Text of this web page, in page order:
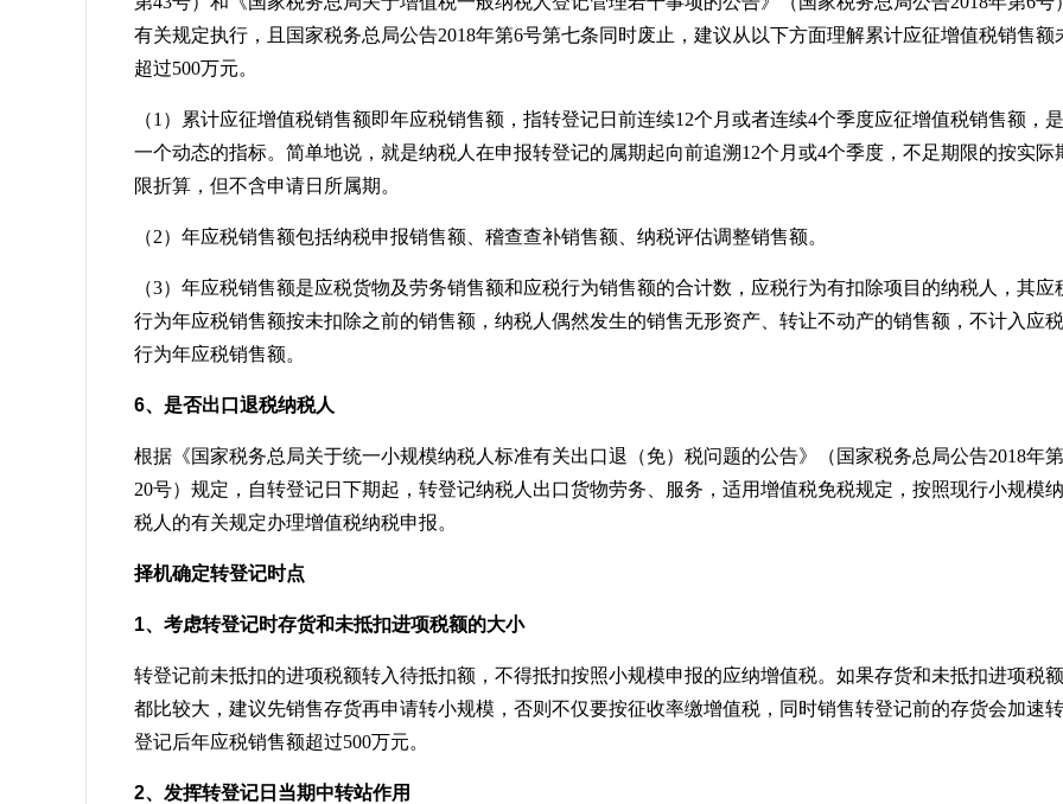
有关规定执行，且国家税务总局公告2018年第6号第七条同时废止，建议从以下方面理解累计应征增值税销售额
超过500万元。
（1）累计应征增值税销售额即年应税销售额，指转登记日前连续12个月或者连续4个季度应征增值税销售额，是
一个动态的指标。简单地说，就是纳税人在申报转登记的属期起向前追溯12个月或4个季度，不足期限的按实际
限折算，但不含申请日所属期。
（2）年应税销售额包括纳税申报销售额、稽查查补销售额、纳税评估调整销售额。
（3）年应税销售额是应税货物及劳务销售额和应税行为销售额的合计数，应税行为有扣除项目的纳税人，其应
行为年应税销售额按未扣除之前的销售额，纳税人偶然发生的销售无形资产、转让不动产的销售额，不计入应税
行为年应税销售额。
6、是否出口退税纳税人
根据《国家税务总局关于统一小规模纳税人标准有关出口退（免）税问题的公告》（国家税务总局公告2018年第
20号）规定，自转登记日下期起，转登记纳税人出口货物劳务、服务，适用增值税免税规定，按照现行小规模纳
税人的有关规定办理增值税纳税申报。
择机确定转登记时点
1、考虑转登记时存货和未抵扣进项税额的大小
转登记前未抵扣的进项税额转入待抵扣额，不得抵扣按照小规模申报的应纳增值税。如果存货和未抵扣进项税额
都比较大，建议先销售存货再申请转小规模，否则不仅要按征收率缴增值税，同时销售转登记前的存货会加速转
登记后年应税销售额超过500万元。
2、发挥转登记日当期中转站作用